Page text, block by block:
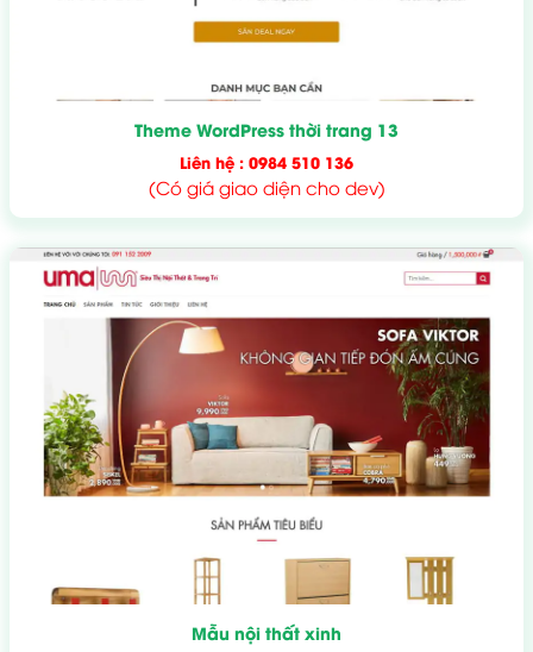
Theme WordPress thời trang 13
Liên hệ : 0984 510 136
(Có giá giao diện cho dev)
Mẫu nội thất xinh